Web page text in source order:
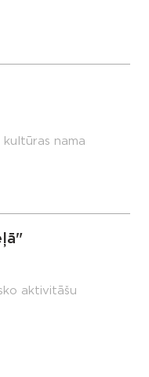
kultūras nama
aktivitāšu